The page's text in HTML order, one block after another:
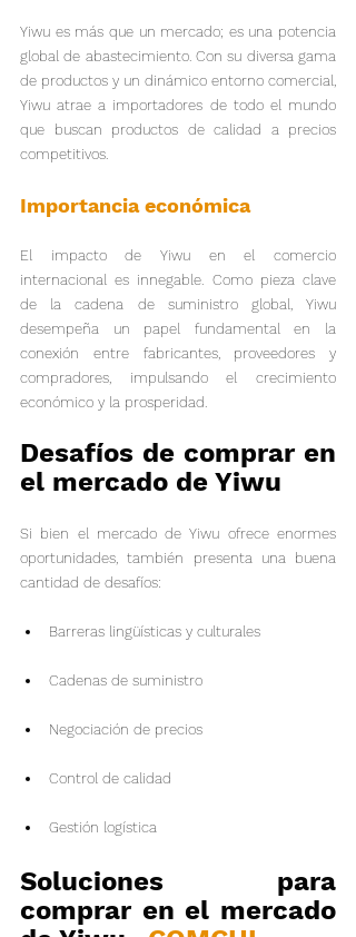
Yiwu es más que un mercado; es una potencia
global de abastecimiento. Con su diversa gama
de productos y un dinámico entorno comercial,
Yiwu atrae a importadores de todo el mundo
que buscan productos de calidad a precios
competitivos.
Importancia económica
El impacto de Yiwu en el comercio
internacional es innegable. Como pieza clave
de la cadena de suministro global, Yiwu
desempeña un papel fundamental en la
conexión entre fabricantes, proveedores y
compradores, impulsando el crecimiento
económico y la prosperidad.
Desafíos de comprar en
el mercado de Yiwu
Si bien el mercado de Yiwu ofrece enormes
oportunidades, también presenta una buena
cantidad de desafíos:
Barreras lingüísticas y culturales
Cadenas de suministro
Negociación de precios
Control de calidad
Gestión logística
Soluciones para
comprar en el mercado